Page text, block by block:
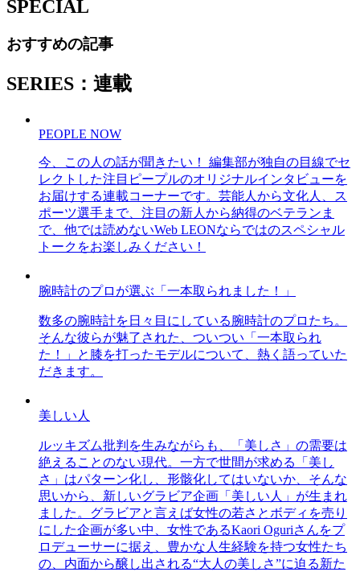
SPECIAL
おすすめの記事
SERIES：連載
PEOPLE NOW
今、この人の話が聞きたい！ 編集部が独自の目線でセ
レクトした注目ピープルのオリジナルインタビューを
お届けする連載コーナーです。芸能人から文化人、ス
ポーツ選手まで、注目の新人から納得のベテランま
で、他では読めないWeb LEONならではのスペシャル
トークをお楽しみください！
腕時計のプロが選ぶ「一本取られました！」
数多の腕時計を日々目にしている腕時計のプロたち。
そんな彼らが魅了された、ついつい「一本取られ
た！」と膝を打ったモデルについて、熱く語っていた
だきます。
美しい人
ルッキズム批判を生みながらも、「美しさ」の需要は
絶えることのない現代。一方で世間が求める「美し
さ」はパターン化し、形骸化してはいないか、そんな
思いから、新しいグラビア企画「美しい人」が生まれ
ました。グラビアと言えば女性の若さとボディを売り
にした企画が多い中、女性であるKaori Oguriさんをプ
ロデューサーに据え、豊かな人生経験を持つ女性たち
の、内面から醸し出される“大人の美しさ”に迫る新た